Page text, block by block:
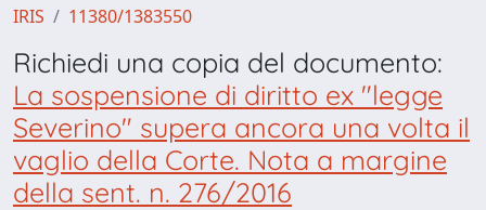
IRIS 11380/1383550
Richiedi una copia del documento:
La sospensione di diritto ex "legge
Severino" supera ancora una volta il
vaglio della Corte. Nota a margine
della sent. n. 276/2016